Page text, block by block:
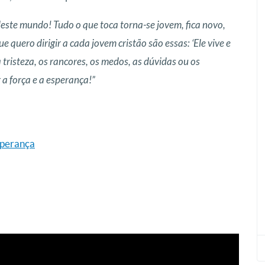
mundo! Tudo o que toca torna-se jovem, fica novo,
quero dirigir a cada jovem cristão são essas: ‘Ele vive e
os rancores, os medos, as dúvidas ou os
força e a esperança!”